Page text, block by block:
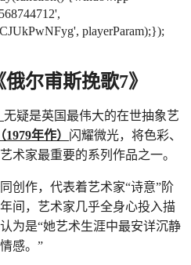
playerParam);});
尔甫斯挽歌7》
无疑是英国最伟大的在世抽象艺
年作） 闪耀微光，将色彩、
术家最重要的系列作品之一。
创作，代表着艺术家“诗意”阶
间，艺术家几乎全身心投入描
为是“她艺术生涯中最安详沉静
感。”